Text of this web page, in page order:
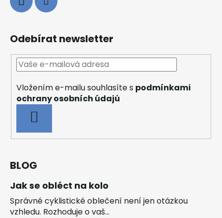
Odebírat newsletter
Vložením e-mailu souhlasíte s podmínkami
ochrany osobních údajů
SE
BLOG
Jak se obléct na kolo
Správné cyklistické oblečení není jen otázkou
vzhledu. Rozhoduje o vaš...